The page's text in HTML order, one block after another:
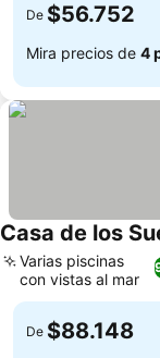
De $56.752
Mira precios de 4
Casa de los
Varias piscinas
con vistas al mar
De $88.148